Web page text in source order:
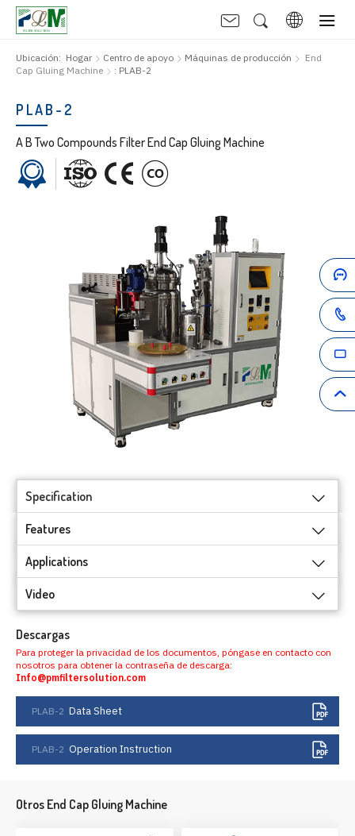
Ubicación: Hogar Centro de apoyo Máquinas de producción
End
Cap Gluing Machine
: PLAB-2
PLAB-2
A B Two Compounds Filter End Cap Gluing Machine
Specification
Features
Applications
Video
Descargas
Para proteger la privacidad de los documentos, póngase en contacto con
nosotros para obtener la contraseña de descarga:
Info@pmfiltersolution.com
PLAB-2 Data Sheet
PLAB-2 Operation Instruction
Otros End Cap Gluing Machine